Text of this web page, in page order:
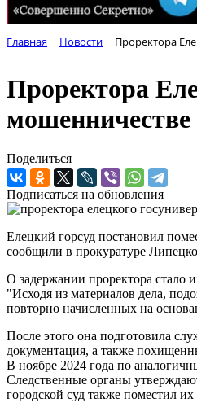
Главная Новости Проректора
Проректора
мошенничестве
Поделиться
Подписаться на обновления
Елецкий горсуд постановил
сообщили в прокуратуре
О задержании проректора стало
"Исходя из материалов дела,
повторно начисленных на
После этого она подготовила
документация, а также
В ноябре 2024 года по
Следственные органы
городской суд также поместил